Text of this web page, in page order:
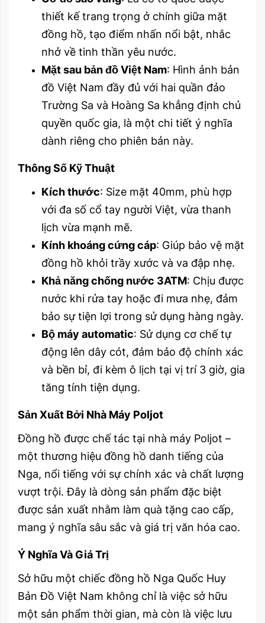
thiết kế trang trọng ở chính giữa mặt
đồng hồ, tạo điểm nhấn nổi bật, nhắc
nhở về tinh thần yêu nước.
Mặt sau bản đồ Việt Nam: Hình ảnh bản
đồ Việt Nam đầy đủ với hai quần đảo
Trường Sa và Hoàng Sa khẳng định chủ
quyền quốc gia, là một chi tiết ý nghĩa
dành riêng cho phiên bản này.
Thông Số Kỹ Thuật
Kích thước: Size mặt 40mm, phù hợp
với đa số cổ tay người Việt, vừa thanh
lịch vừa mạnh mẽ.
Kính khoáng cứng cáp: Giúp bảo vệ mặt
đồng hồ khỏi trầy xước và va đập nhẹ.
Khả năng chống nước 3ATM: Chịu được
nước khi rửa tay hoặc đi mưa nhẹ, đảm
bảo sự tiện lợi trong sử dụng hàng ngày.
Bộ máy automatic: Sử dụng cơ chế tự
động lên dây cót, đảm bảo độ chính xác
và bền bỉ, đi kèm ô lịch tại vị trí 3 giờ, gia
tăng tính tiện dụng.
Sản Xuất Bởi Nhà Máy Poljot
Đồng hồ được chế tác tại nhà máy Poljot –
một thương hiệu đồng hồ danh tiếng của
Nga, nổi tiếng với sự chính xác và chất lượng
vượt trội. Đây là dòng sản phẩm đặc biệt
được sản xuất nhằm làm quà tặng cao cấp,
mang ý nghĩa sâu sắc và giá trị văn hóa cao.
Ý Nghĩa Và Giá Trị
Sở hữu một chiếc đồng hồ Nga Quốc Huy
Bản Đồ Việt Nam không chỉ là việc sở hữu
một sản phẩm thời gian, mà còn là việc lưu